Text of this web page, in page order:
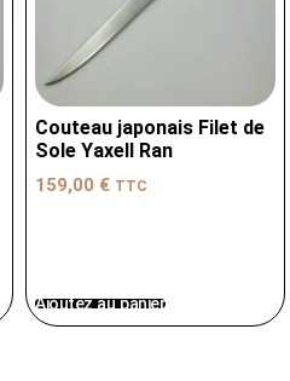
Couteau japonais Filet de
Sole Yaxell Ran
159,00 € TTC
Ajoutez au panier